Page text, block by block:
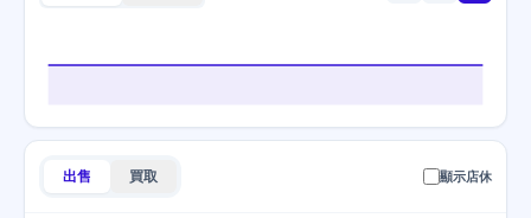
出售 買取 顯示店休